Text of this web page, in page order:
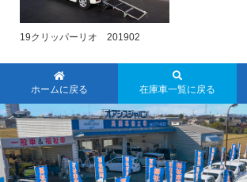
19クリッパーリオ 201902
ホームに戻る 在庫車一覧に戻る